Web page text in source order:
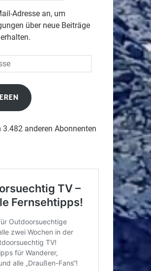
Adresse an, um
über neue Beiträge
anderen Abonnenten